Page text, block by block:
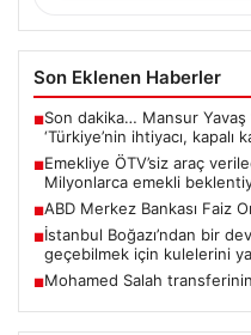
Son Eklenen Haberler
■Son dakika… Mansur Yavaş
‘Türkiye’nin ihtiyacı, kapalı
■Emekliye ÖTV’siz araç
Milyonlarca emekli
■ABD Merkez Bankası Faiz
■İstanbul Boğazı’ndan bir
geçebilmek için kulelerini
■Mohamed Salah transferinin